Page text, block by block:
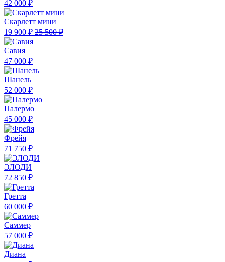
42 000 ₽
Скарлетт мини
19 900 ₽ 25 500 ₽
Савия
47 000 ₽
Шанель
52 000 ₽
Палермо
45 000 ₽
Фрейя
71 750 ₽
ЭЛОДИ
72 850 ₽
Гретта
60 000 ₽
Саммер
57 000 ₽
Диана